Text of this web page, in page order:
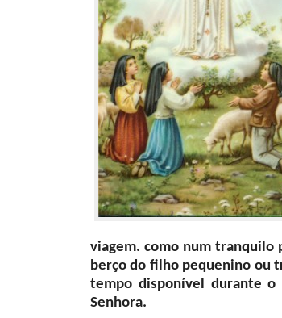
viagem. como num tranquilo
berço do filho pequenino ou
tempo disponível durante o
Senhora.